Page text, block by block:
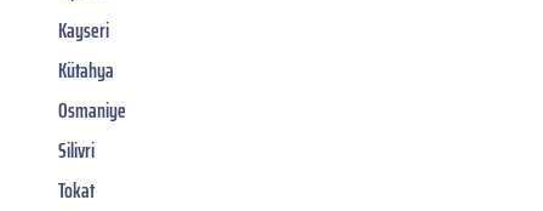
Kayseri
Kütahya
Osmaniye
Silivri
Tokat